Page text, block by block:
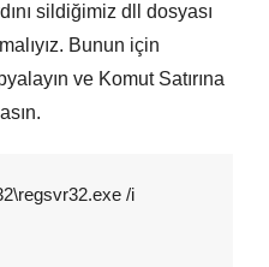
sildiğimiz dll dosyası
Bunun için
ve Komut Satırına
/i